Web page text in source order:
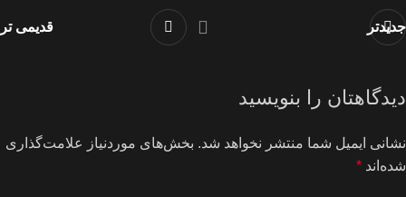
جدیدتر قدیمی تر
دیدگاهتان را بنویسید
نشانی ایمیل شما منتشر نخواهد شد. بخش‌های موردنیاز علامت‌گذاری
شده‌اند *